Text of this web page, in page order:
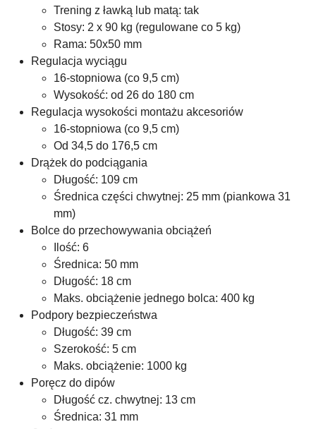
Trening z ławką lub matą: tak
Stosy: 2 x 90 kg (regulowane co 5 kg)
Rama: 50x50 mm
Regulacja wyciągu
16-stopniowa (co 9,5 cm)
Wysokość: od 26 do 180 cm
Regulacja wysokości montażu akcesoriów
16-stopniowa (co 9,5 cm)
Od 34,5 do 176,5 cm
Drążek do podciągania
Długość: 109 cm
Średnica części chwytnej: 25 mm (piankowa 31
mm)
Bolce do przechowywania obciążeń
Ilość: 6
Średnica: 50 mm
Długość: 18 cm
Maks. obciążenie jednego bolca: 400 kg
Podpory bezpieczeństwa
Długość: 39 cm
Szerokość: 5 cm
Maks. obciążenie: 1000 kg
Poręcz do dipów
Długość cz. chwytnej: 13 cm
Średnica: 31 mm